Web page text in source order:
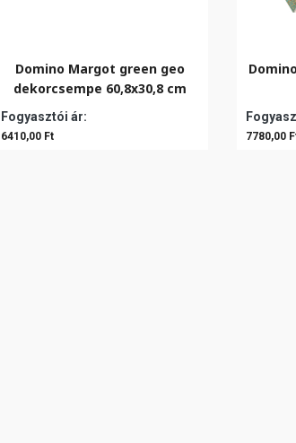
Domino Margot green geo
dekorcsempe 60,8x30,8 cm
Fogyasztói ár:
6410,00 Ft 7780,00